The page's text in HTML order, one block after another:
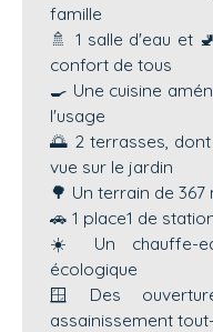
famille
🚿 1 salle d'eau et
confort de tous
🍳 Une cuisine
l'usage
🌅 2 terrasses,
vue sur le jardin
🌳 Un terrain de 367
🚗 1 place1 de
☀️ Un chauffe-
écologique
🪟 Des
assainissement